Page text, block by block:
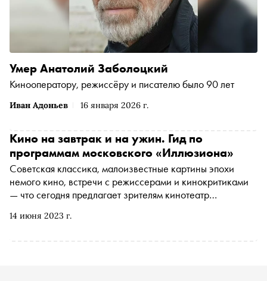
Иван Адоньев 16 января 2026 г.
Умер Анатолий Заболоцкий
Кинооператору, режиссёру и писателю было 90 лет
14 июня 2023 г.
Кино на завтрак и на ужин. Гид по
программам московского «Иллюзиона»
Советская классика, малоизвестные картины эпохи
немого кино, встречи с режиссерами и кинокритиками
— что сегодня предлагает зрителям кинотеатр